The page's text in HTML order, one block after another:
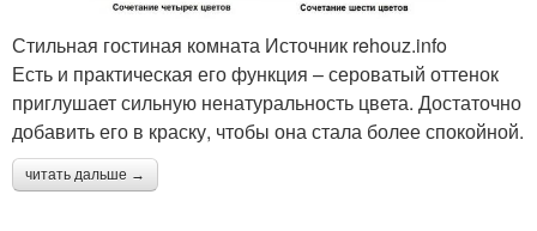
Стильная гостиная комната Источник rehouz.info
Есть и практическая его функция – сероватый оттенок
приглушает сильную ненатуральность цвета. Достаточно
добавить его в краску, чтобы она стала более спокойной.
читать дальше →